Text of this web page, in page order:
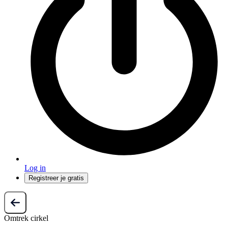
Log in
Registreer je gratis
Omtrek cirkel